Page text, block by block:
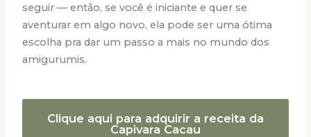
seguir — então, se você é iniciante e quer se
aventurar em algo novo, ela pode ser uma ótima
escolha pra dar um passo a mais no mundo dos
amigurumis.
Clique aqui para adquirir a receita da
Capivara Cacau